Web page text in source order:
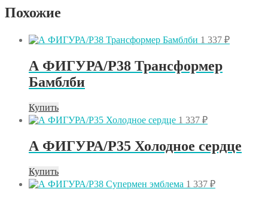
Похожие
1 337 ₽
А ФИГУРА/P38 Трансформер
Бамблби
Купить
1 337 ₽
А ФИГУРА/P35 Холодное сердце
Купить
1 337 ₽